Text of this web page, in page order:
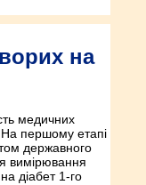
на
медичних
першому етапі
державного
вимірювання
діабет 1-го